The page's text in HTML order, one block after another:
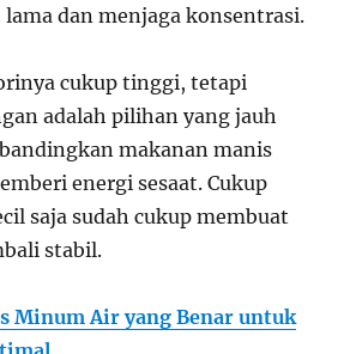
dan menjaga konsentrasi.
cukup tinggi, tetapi
adalah pilihan yang jauh
makanan manis
energi sesaat. Cukup
saja sudah cukup membuat
stabil.
Minum Air yang Benar untuk